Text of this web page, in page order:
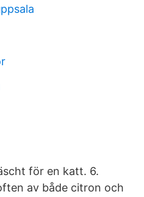
för en katt. 6.
av både citron och